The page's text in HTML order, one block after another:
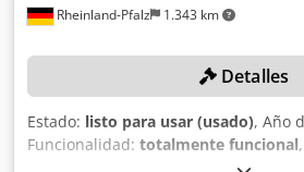
Rheinland-Pfalz 1.343 km
Detalles
Estado: listo para usar (usado), Año
Funcionalidad: totalmente funcional
, diámetro de la placa